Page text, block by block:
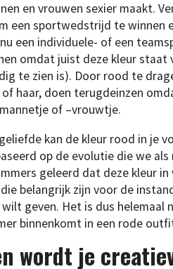
en vrouwen sexier maakt.
een sportwedstrijd te winnen
een individuele- of een
omdat juist deze kleur staat
te zien is). Door rood te
haar, doen terugdeinzen
of –vrouwtje.
kan de kleur rood in je
op de evolutie die we als
geleerd dat deze kleur in
belangrijk zijn voor de
geven. Het is dus helemaal
binnenkomt in een rode
wordt je